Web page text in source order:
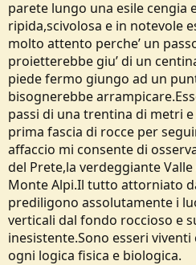
parete lungo una esile cengia
ripida,scivolosa e in notevole
molto attento perche’ un
proietterebbe giu’ di un
piede fermo giungo ad un
bisognerebbe
passi di una trentina di metri
prima fascia di rocce per
affaccio mi consente di
del Prete,la verdeggiante
Monte Alpi.Il tutto attorniato
prediligono assolutamente i
verticali dal fondo roccioso e
inesistente.Sono esseri
ogni logica fisica e biologica.